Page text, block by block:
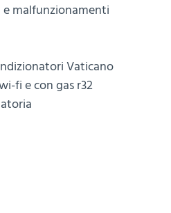
malfunzionamenti
Vaticano
fi e con gas r32